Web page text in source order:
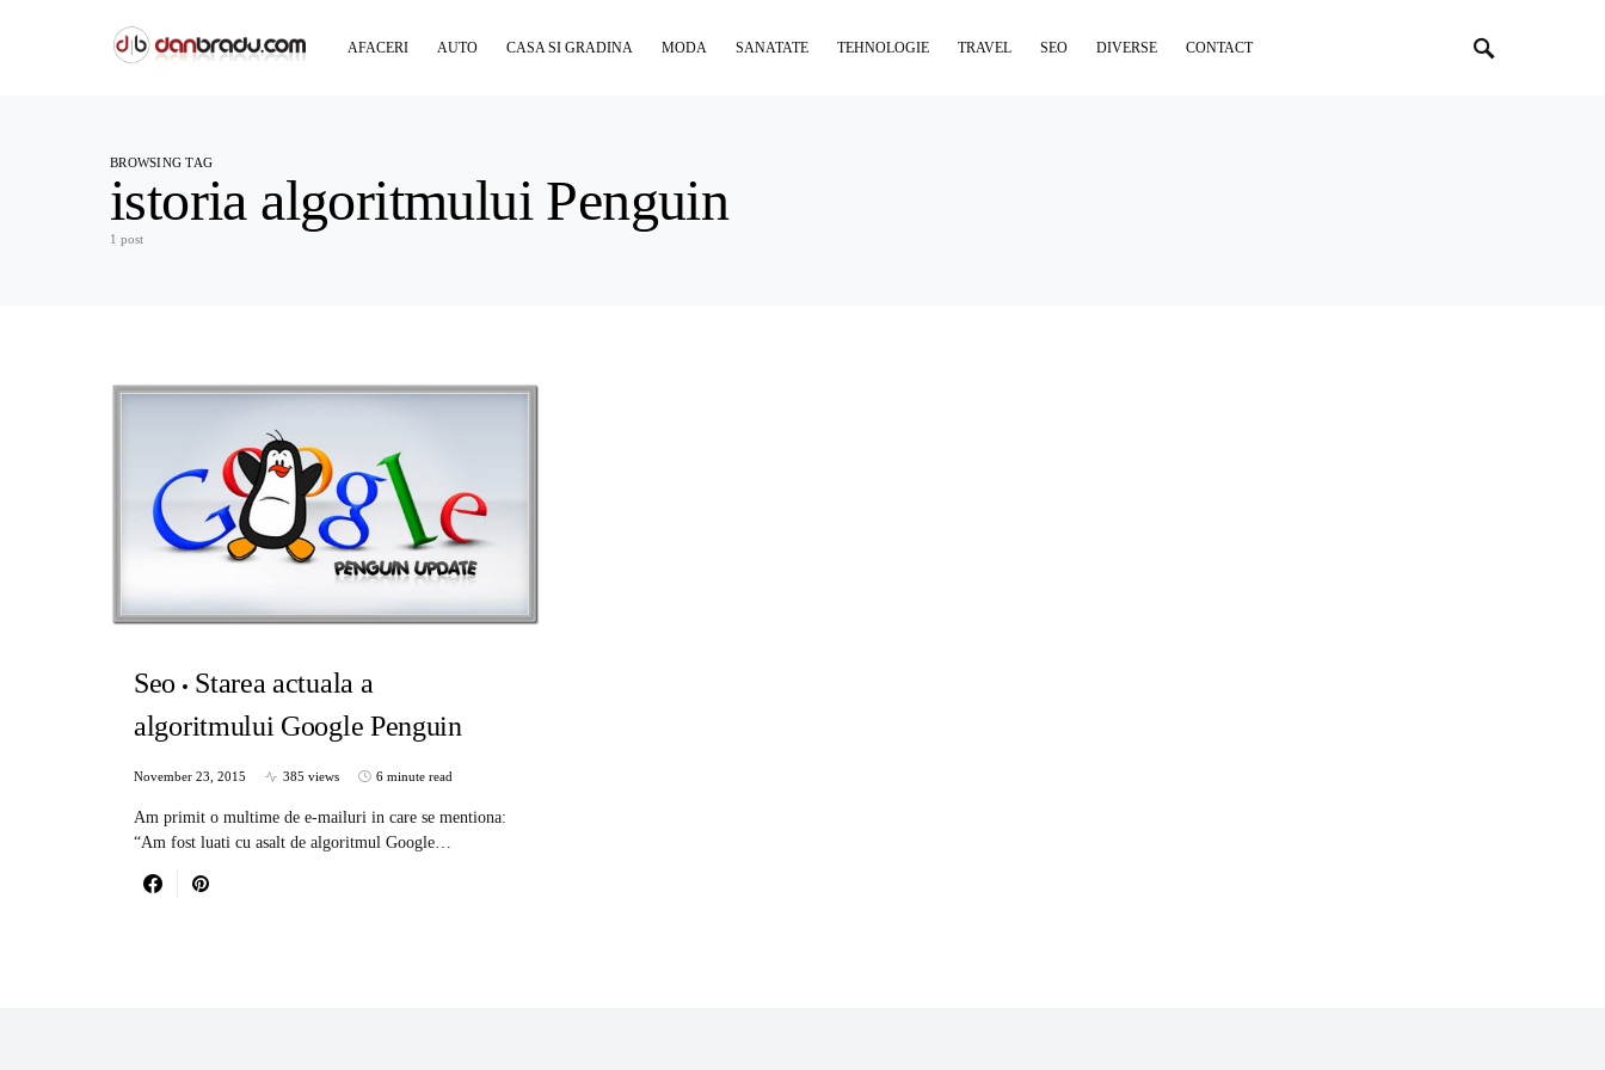
AFACERI AUTO CASA SI GRADINA MODA SANATATE TEHNOLOGIE TRAVEL SEO DIVERSE CONTACT
BROWSING TAG
istoria algoritmului Penguin
1 post
Seo
Starea actuala a
algoritmului Google Penguin
November 23, 2015 385 views 6 minute read
Am primit o multime de e-mailuri in care se mentiona:
“Am fost luati cu asalt de algoritmul Google…